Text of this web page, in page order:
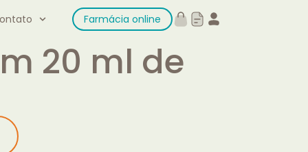
Farmácia online
20 ml de